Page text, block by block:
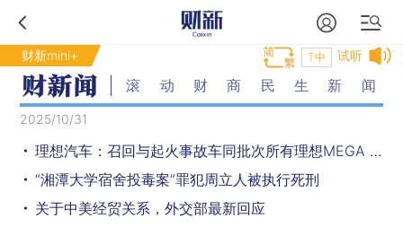
财新mini+ 试听
T中
滚动财商民生新闻
2025/10/31
理想汽车：召回与起火事故车同批次所有理想MEGA 2024款车辆
“湘潭大学宿舍投毒案”罪犯周立人被执行死刑
关于中美经贸关系，外交部最新回应